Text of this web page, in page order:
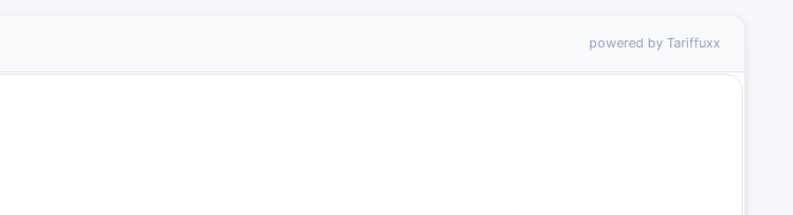
powered by Tariffuxx